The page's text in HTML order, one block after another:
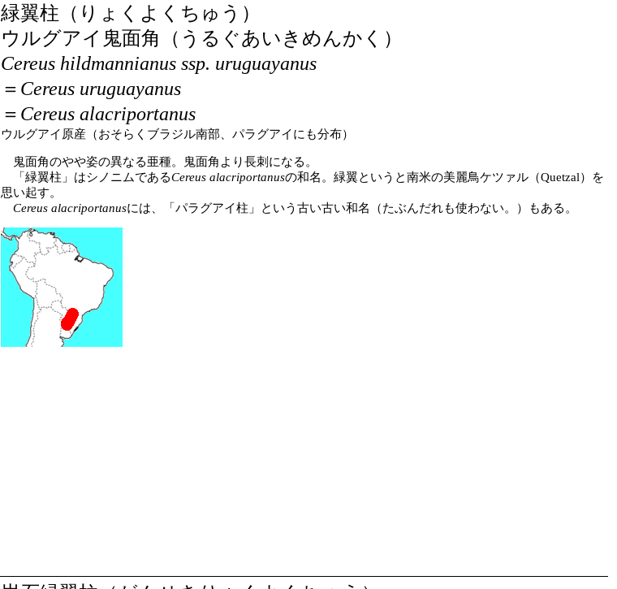
緑翼柱（りょくよくちゅう）
ウルグアイ鬼面角（うるぐあいきめんかく）
Cereus hildmannianus ssp. uruguayanus
＝ Cereus uruguayanus
＝ Cereus alacriportanus
ウルグアイ原産（おそらくブラジル南部、パラグアイにも分布）
鬼面角のやや姿の異なる亜種。鬼面角より長刺になる。
「緑翼柱」はシノニムであるCereus alacriportanusの和名。緑翼というと南米の美麗鳥ケツァル（Quetzal）を
思い起す。
Cereus alacriportanusには、「パラグアイ柱」という古い古い和名（たぶんだれも使わない。）もある。